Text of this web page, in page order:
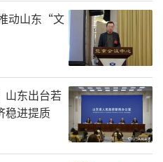
动山东“文
山东出台若
稳进提质